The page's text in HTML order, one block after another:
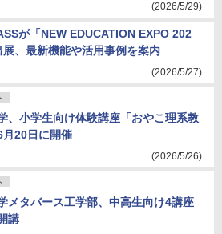
(2026/5/29)
が「NEW EDUCATION EXPO 202
展、最新機能や活用事例を案内
(2026/5/27)
、小学生向け体験講座「おやこ理系教
月20日に開催
(2026/5/26)
メタバース工学部、中高生向け4講座
講